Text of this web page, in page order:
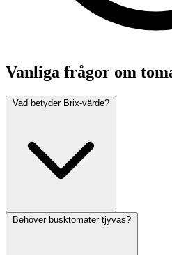
Vanliga frågor om
Vad betyder Brix-värde?
Behöver busktomater tjyvas?